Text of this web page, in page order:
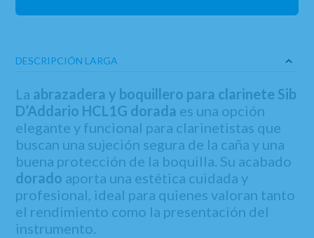
DESCRIPCIÓN LARGA
La abrazadera y boquillero para clarinete Sib
D’Addario HCL1G dorada es una opción
elegante y funcional para clarinetistas que
buscan una sujeción segura de la caña y una
buena protección de la boquilla. Su acabado
dorado aporta una estética cuidada y
profesional, ideal para quienes valoran tanto
el rendimiento como la presentación del
instrumento.